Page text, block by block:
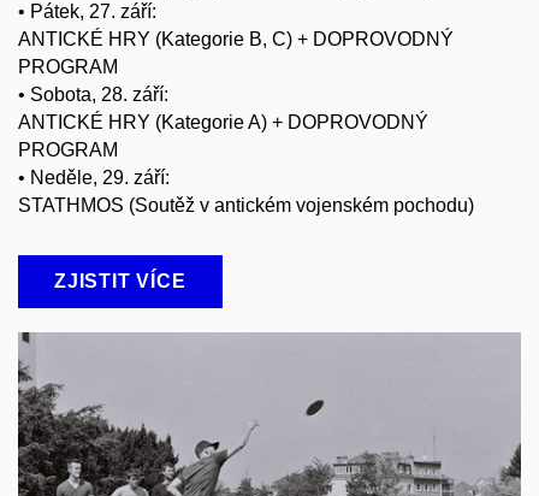
• Pátek, 27. září:
ANTICKÉ HRY (Kategorie B, C) + DOPROVODNÝ
PROGRAM
• Sobota, 28. září:
ANTICKÉ HRY (Kategorie A) + DOPROVODNÝ
PROGRAM
• Neděle, 29. září:
STATHMOS (Soutěž v antickém vojenském pochodu)
ZJISTIT VÍCE